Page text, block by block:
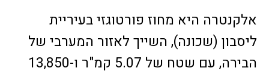
אלקנטרה היא מחוז פורטוגזי בעיריית
ליסבון (שכונה), השייך לאזור המערבי של
הבירה, עם שטח של 5.07 קמ"ר ו-13,850